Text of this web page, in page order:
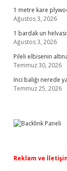
1 metre kare
Ağustos 3, 2026
1 bardak un
Ağustos 3, 2026
Pileli elbisenin
Temmuz 30, 2026
Inci balığı nerede
Temmuz 25, 2026
Reklam ve